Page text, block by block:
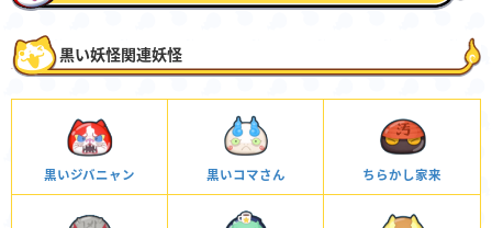
黒い妖怪関連妖怪
黒いジバニャン 黒いコマさん ちらかし家来